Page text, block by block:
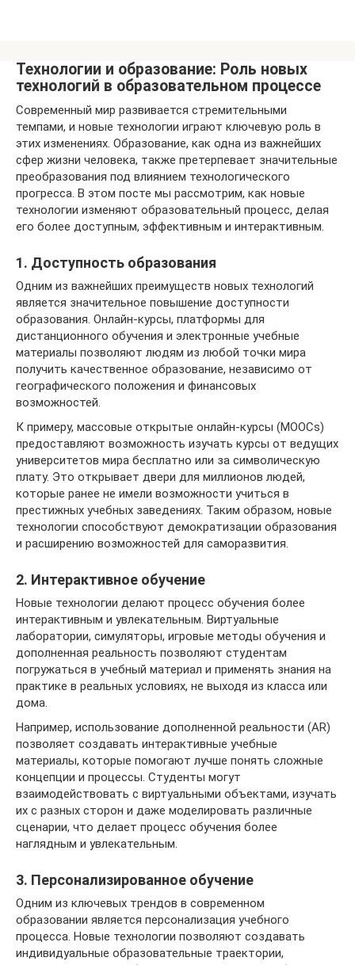
Технологии и образование: Роль новых
технологий в образовательном процессе
Современный мир развивается стремительными
темпами, и новые технологии играют ключевую роль в
этих изменениях. Образование, как одна из важнейших
сфер жизни человека, также претерпевает значительные
преобразования под влиянием технологического
прогресса. В этом посте мы рассмотрим, как новые
технологии изменяют образовательный процесс, делая
его более доступным, эффективным и интерактивным.
1. Доступность образования
Одним из важнейших преимуществ новых технологий
является значительное повышение доступности
образования. Онлайн-курсы, платформы для
дистанционного обучения и электронные учебные
материалы позволяют людям из любой точки мира
получить качественное образование, независимо от
географического положения и финансовых
возможностей.
К примеру, массовые открытые онлайн-курсы (MOOCs)
предоставляют возможность изучать курсы от ведущих
университетов мира бесплатно или за символическую
плату. Это открывает двери для миллионов людей,
которые ранее не имели возможности учиться в
престижных учебных заведениях. Таким образом, новые
технологии способствуют демократизации образования
и расширению возможностей для саморазвития.
2. Интерактивное обучение
Новые технологии делают процесс обучения более
интерактивным и увлекательным. Виртуальные
лаборатории, симуляторы, игровые методы обучения и
дополненная реальность позволяют студентам
погружаться в учебный материал и применять знания на
практике в реальных условиях, не выходя из класса или
дома.
Например, использование дополненной реальности (AR)
позволяет создавать интерактивные учебные
материалы, которые помогают лучше понять сложные
концепции и процессы. Студенты могут
взаимодействовать с виртуальными объектами, изучать
их с разных сторон и даже моделировать различные
сценарии, что делает процесс обучения более
наглядным и увлекательным.
3. Персонализированное обучение
Одним из ключевых трендов в современном
образовании является персонализация учебного
процесса. Новые технологии позволяют создавать
индивидуальные образовательные траектории,